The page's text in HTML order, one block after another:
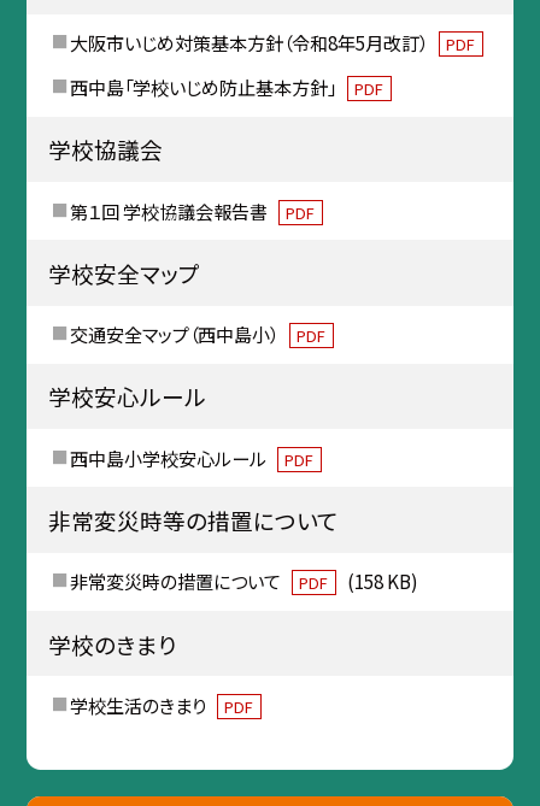
大阪市いじめ対策基本方針（令和8年5月改訂） PDF
西中島「学校いじめ防止基本方針」 PDF
学校協議会
第１回 学校協議会報告書 PDF
学校安全マップ
交通安全マップ（西中島小） PDF
学校安心ルール
西中島小学校安心ルール PDF
非常変災時等の措置について
非常変災時の措置について PDF (158 KB)
学校のきまり
学校生活のきまり PDF